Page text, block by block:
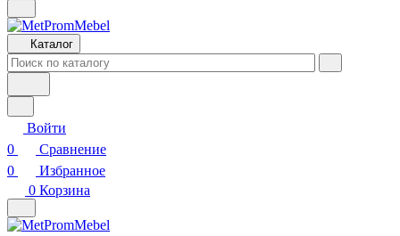
Каталог
Войти
0
Сравнение
0
Избранное
0 Корзина